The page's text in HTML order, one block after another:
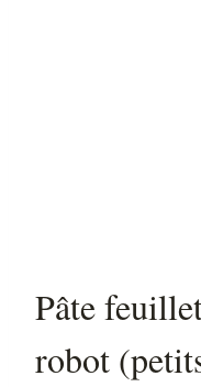
Pâte
robot